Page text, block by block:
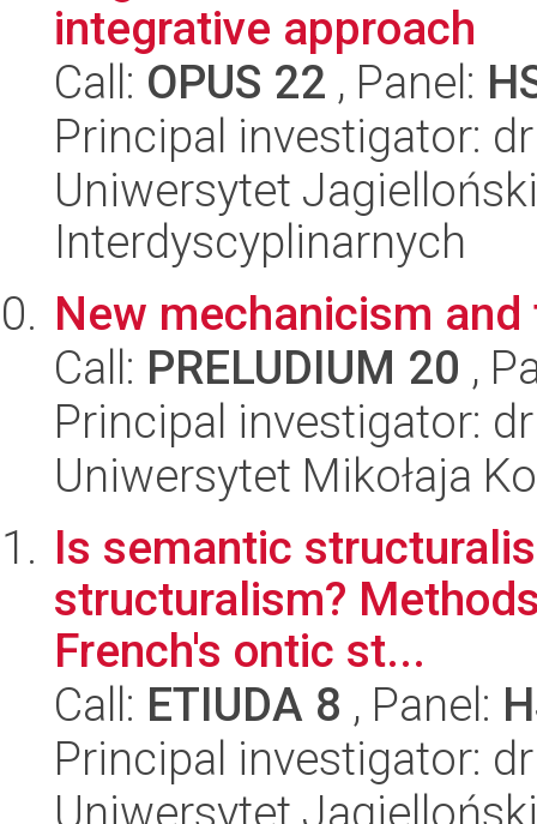
integrative approach
Call: OPUS 22 , Panel:
Principal investigator:
Uniwersytet
Interdyscyplinarnych
New mechanicism
Call: PRELUDIUM 20 ,
Principal investigator:
Uniwersytet Mikołaja
Is semantic
structuralism?
French's ontic st...
Call: ETIUDA 8 , Panel:
Principal investigator:
Uniwersytet